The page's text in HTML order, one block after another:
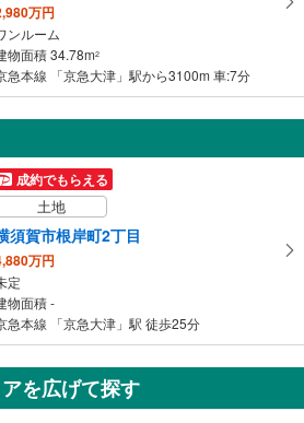
万円
ンルーム
物面積 34.78m2
急本線 「京急大津」駅から3100m 車:7分
成約でもらえる
土地
須賀市根岸町2丁目
万円
定
物面積 -
急本線 「京急大津」駅 徒歩25分
を広げて探す